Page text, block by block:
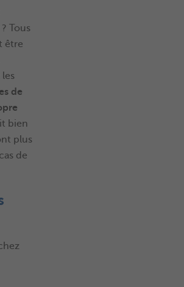
Tous
être
de
bien
plus
de